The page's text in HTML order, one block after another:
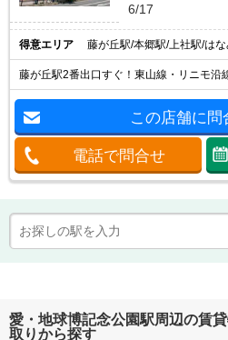
6/17
得意エリア 藤が丘駅/本郷駅/上社駅/は
藤が丘駅2番出口すぐ！東山線・リニモ沿
この店舗に問
電話で問合せ
愛・地球博記念公園駅周辺の賃
取りから探す